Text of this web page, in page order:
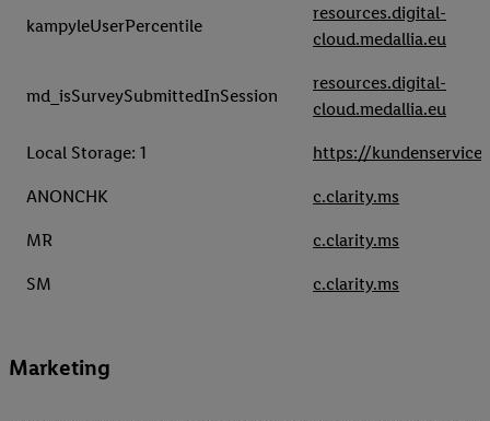
kampyleUserPercentile
resources.digital-
cloud.medallia.eu
md_isSurveySubmittedInSession
resources.digital-
cloud.medallia.eu
Local Storage: 1 https://
ANONCHK c.clarity.ms
MR c.clarity.ms
SM c.clarity.ms
Marketing